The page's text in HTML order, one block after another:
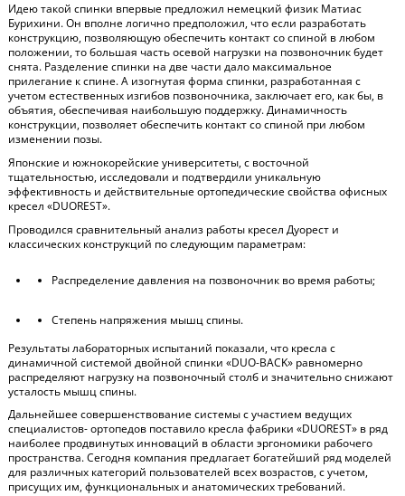
Идею такой спинки впервые предложил немецкий физик Матиас
Бурихини. Он вполне логично предположил, что если разработать
конструкцию, позволяющую обеспечить контакт со спиной в любом
положении, то большая часть осевой нагрузки на позвоночник будет
снята. Разделение спинки на две части дало максимальное
прилегание к спине. А изогнутая форма спинки, разработанная с
учетом естественных изгибов позвоночника, заключает его, как бы, в
объятия, обеспечивая наибольшую поддержку. Динамичность
конструкции, позволяет обеспечить контакт со спиной при любом
изменении позы.
Японские и южнокорейские университеты, с восточной
тщательностью, исследовали и подтвердили уникальную
эффективность и действительные ортопедические свойства офисных
кресел «DUOREST».
Проводился сравнительный анализ работы кресел Дуорест и
классических конструкций по следующим параметрам:
Распределение давления на позвоночник во время работы;
Степень напряжения мышц спины.
Результаты лабораторных испытаний показали, что кресла с
динамичной системой двойной спинки «DUO-BACK» равномерно
распределяют нагрузку на позвоночный столб и значительно снижают
усталость мышц спины.
Дальнейшее совершенствование системы с участием ведущих
специалистов- ортопедов поставило кресла фабрики «DUOREST» в ряд
наиболее продвинутых инноваций в области эргономики рабочего
пространства. Сегодня компания предлагает богатейший ряд моделей
для различных категорий пользователей всех возрастов, с учетом,
присущих им, функциональных и анатомических требований.